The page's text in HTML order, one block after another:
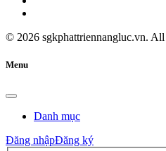
© 2026 sgkphattriennangluc.vn.
Menu
Danh mục
Đăng nhậpĐăng ký